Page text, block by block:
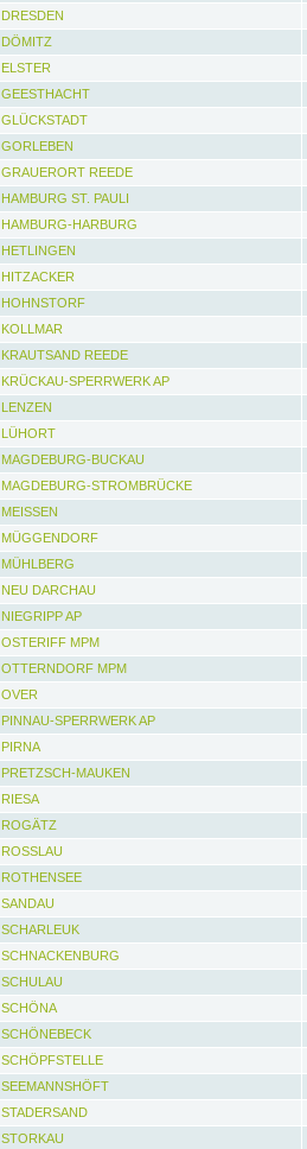
DRESDEN
DÖMITZ
ELSTER
GEESTHACHT
GLÜCKSTADT
GORLEBEN
GRAUERORT REEDE
HAMBURG ST. PAULI
HAMBURG-HARBURG
HETLINGEN
HITZACKER
HOHNSTORF
KOLLMAR
KRAUTSAND REEDE
KRÜCKAU-SPERRWERK AP
LENZEN
LÜHORT
MAGDEBURG-BUCKAU
MAGDEBURG-STROMBRÜCKE
MEISSEN
MÜGGENDORF
MÜHLBERG
NEU DARCHAU
NIEGRIPP AP
OSTERIFF MPM
OTTERNDORF MPM
OVER
PINNAU-SPERRWERK AP
PIRNA
PRETZSCH-MAUKEN
RIESA
ROGÄTZ
ROSSLAU
ROTHENSEE
SANDAU
SCHARLEUK
SCHNACKENBURG
SCHULAU
SCHÖNA
SCHÖNEBECK
SCHÖPFSTELLE
SEEMANNSHÖFT
STADERSAND
STORKAU